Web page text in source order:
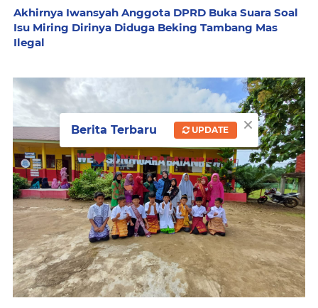
Akhirnya Iwansyah Anggota DPRD Buka Suara Soal
Isu Miring Dirinya Diduga Beking Tambang Mas
Ilegal
×
Berita Terbaru UPDATE